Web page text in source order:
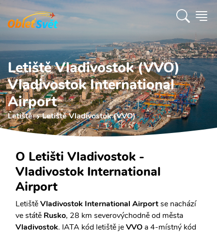
Letiště Vladivostok (VVO)
Vladivostok International
Airport
Letiště Letiště Vladivostok (VVO)
O Letišti Vladivostok -
Vladivostok International
Airport
LetištěVladivostok International Airportse nachází
ve státě Rusko, 28 km severovýchodně od města
Vladivostok. IATA kód letiště jeVVO a 4-místný kód